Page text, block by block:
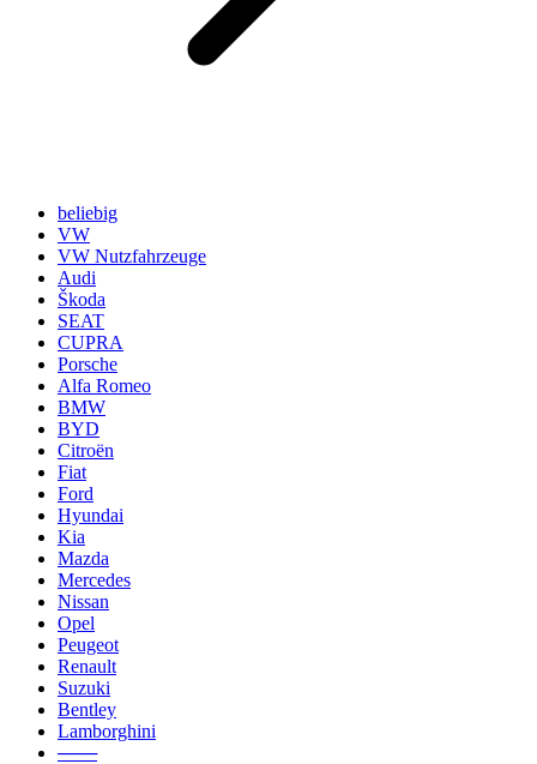
beliebig
VW
VW Nutzfahrzeuge
Audi
Škoda
SEAT
CUPRA
Porsche
Alfa Romeo
BMW
BYD
Citroën
Fiat
Ford
Hyundai
Kia
Mazda
Mercedes
Nissan
Opel
Peugeot
Renault
Suzuki
Bentley
Lamborghini
───